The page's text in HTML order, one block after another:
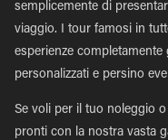
semplicemente di
viaggio. I tour famosi in
esperienze
personalizzati e persino
Se voli per il tuo noleggio
pronti con la nostra vasta